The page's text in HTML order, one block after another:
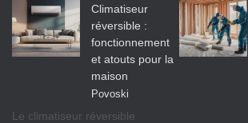
Climatiseur
réversible :
fonctionnement
et atouts pour la
maison
Povoski
Le climatiseur réversible